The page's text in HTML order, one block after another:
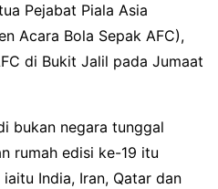
Pejabat Piala Asia
Acara Bola Sepak AFC),
di Bukit Jalil pada Jumaat
bukan negara tunggal
rumah edisi ke-19 itu
India, Iran, Qatar dan